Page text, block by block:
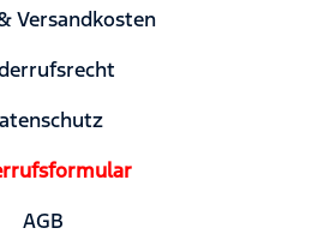
Versandkosten
AGB